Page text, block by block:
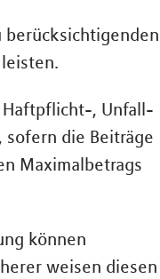
berücksichtigenden
Haftpflicht-, Unfall-
die Beiträge
Maximalbetrags
können
weisen diesen